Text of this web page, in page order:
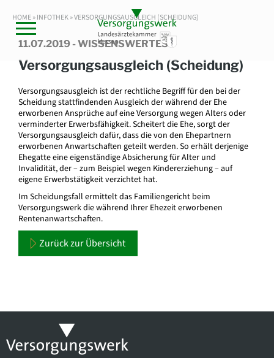
HOME »INFOTHEK» VERSORGUNGSAUSGLEICH (SCHEIDUNG)
11.07.2019 - WISSENSWERTES
Versorgungsausgleich (Scheidung)
Versorgungsausgleich ist der rechtliche Begriff für den bei der
Scheidung stattfindenden Ausgleich der während der Ehe
erworbenen Ansprüche auf eine Versorgung wegen Alters oder
verminderter Erwerbsfähigkeit. Scheitert die Ehe, sorgt der
Versorgungsausgleich dafür, dass die von den Ehepartnern
erworbenen Anwartschaften geteilt werden. So erhält derjenige
Ehegatte eine eigenständige Absicherung für Alter und
Invalidität, der – zum Beispiel wegen Kindererziehung – auf
eigene Erwerbstätigkeit verzichtet hat.
Im Scheidungsfall ermittelt das Familiengericht beim
Versorgungswerk die während Ihrer Ehezeit erworbenen
Rentenanwartschaften.
Zurück zur Übersicht